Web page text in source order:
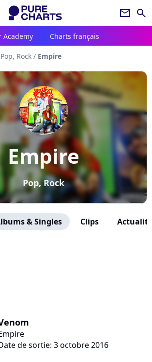
newsletter search
Academy Charts français
Pop, Rock / Empire
Empire
Pop, Rock
& Singles Clips
de sortie: 3 octobre 2016